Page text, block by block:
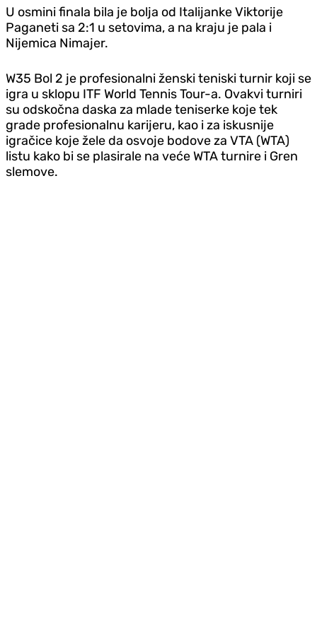
U osmini finala bila je bolja od Italijanke Viktorije
Paganeti sa 2:1 u setovima, a na kraju je pala i
Nijemica Nimajer.
W35 Bol 2 je profesionalni ženski teniski turnir koji se
igra u sklopu ITF World Tennis Tour-a. Ovakvi turniri
su odskočna daska za mlade teniserke koje tek
grade profesionalnu karijeru, kao i za iskusnije
igračice koje žele da osvoje bodove za VTA (WTA)
listu kako bi se plasirale na veće WTA turnire i Gren
slemove.